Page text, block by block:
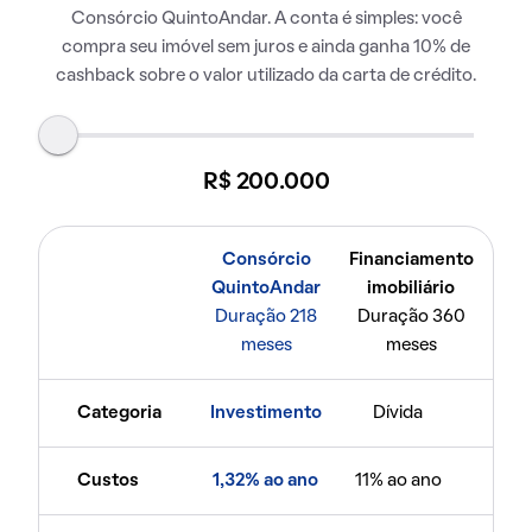
Consórcio QuintoAndar. A conta é simples: você
compra seu imóvel sem juros e ainda ganha 10% de
cashback sobre o valor utilizado da carta de crédito.
R$ 200.000
Consórcio
QuintoAndar
Duração 218
meses
Financiamento
imobiliário
Duração 360
meses
Categoria Investimento Dívida
Custos 1,32% ao ano 11% ao ano